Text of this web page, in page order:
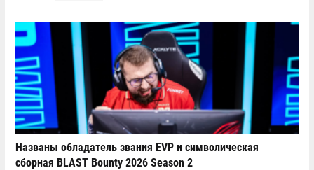
Названы обладатель звания EVP и символическая
сборная BLAST Bounty 2026 Season 2